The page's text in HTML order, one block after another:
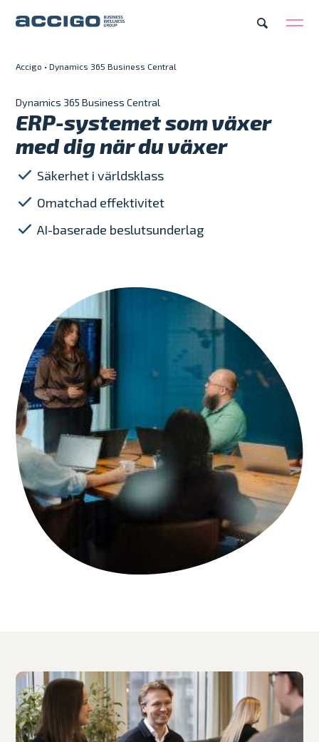
Erbjudande
Plattformar
Kunskapsbank
Våra case
Accigo •Dynamics 365 Business Central
Dynamics 365 Business Central
ERP-systemet som växer
med dig när du växer
Säkerhet i världsklass
Omatchad effektivitet
AI-baserade beslutsunderlag